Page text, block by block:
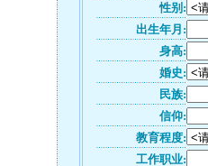
性别:
出生年月:
身高:
婚史:
民族:
信仰:
教育程度:
工作职业: